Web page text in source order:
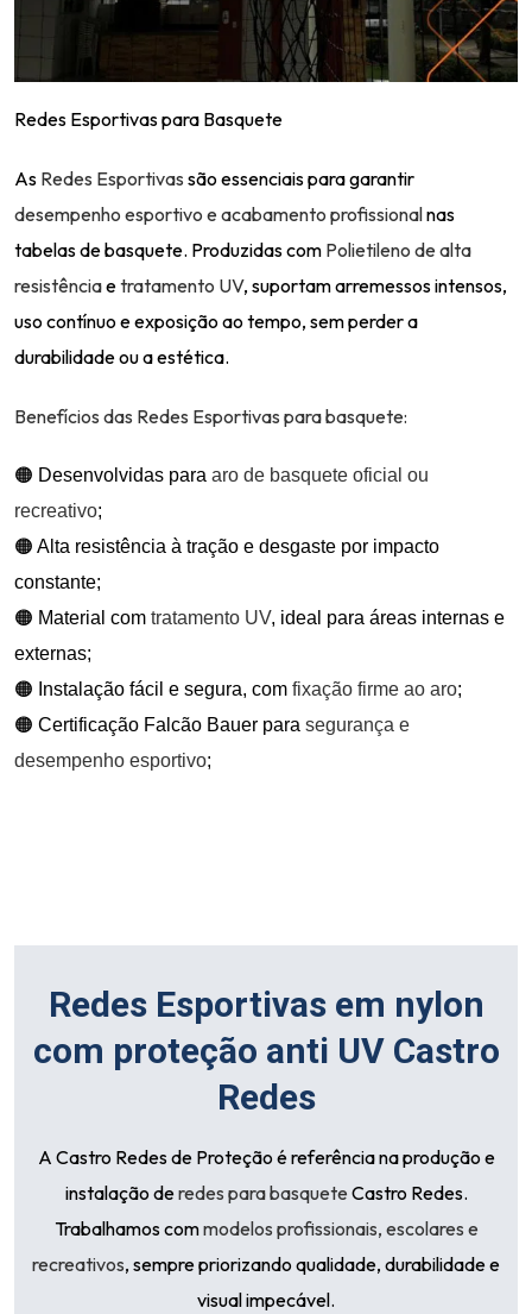
Redes Esportivas para Basquete
As Redes Esportivas são essenciais para garantir
desempenho esportivo e acabamento profissionalnas
tabelas de basquete. Produzidas com Polietileno de alta
resistênciaetratamento UV, suportam arremessos intensos,
uso contínuo e exposição ao tempo, sem perder a
durabilidade ou a estética.
Benefícios das Redes Esportivas para basquete:
🟠 Desenvolvidas para aro de basquete oficial ou
recreativo;
🟠 Alta resistência à tração e desgaste por impacto
constante;
🟠 Material com tratamento UV, ideal para áreas internas e
externas;
🟠 Instalação fácil e segura, com fixação firme ao aro;
🟠 Certificação Falcão Bauer para segurança e
desempenho esportivo;
Redes Esportivas em nylon
com proteção anti UV Castro
Redes
A Castro Redes de Proteção é referência na produção e
instalação deredes para basquete Castro Redes.
Trabalhamos commodelos profissionais, escolares e
recreativos, sempre priorizando qualidade, durabilidade e
visual impecável.